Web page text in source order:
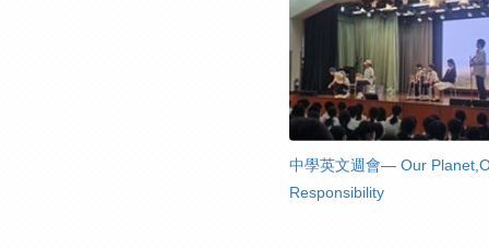
中學英文週會— Our
Responsibility